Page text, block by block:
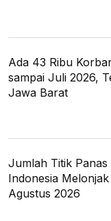
Ada 43 Ribu
sampai Juli 2026,
Jawa Barat
Jumlah Titik
Indonesia
Agustus 2026